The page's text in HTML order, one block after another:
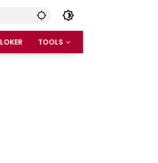
LOKER TOOLS